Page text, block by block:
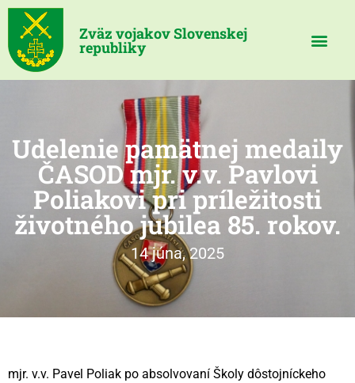
Zväz vojakov Slovenskej
republiky
Udelenie pamätnej medaily
ČASOD mjr. v.v. Pavlovi
Poliakovi pri príležitosti
životného jubilea 85. rokov.
14 júna, 2025
mjr. v.v. Pavel Poliak po absolvovaní Školy dôstojníckeho